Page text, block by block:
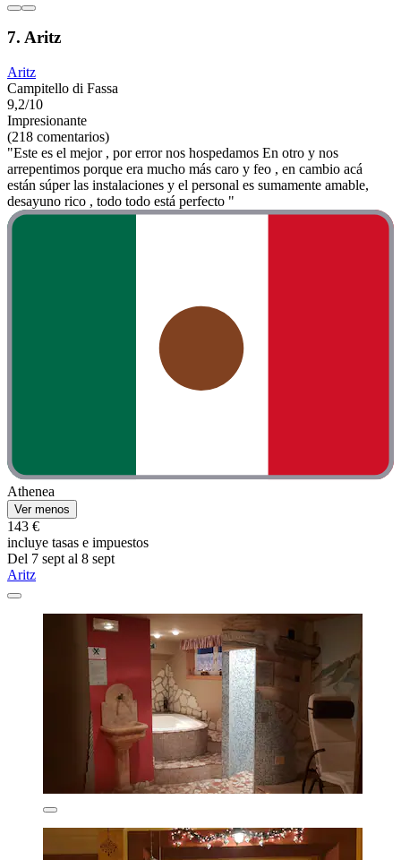
7. Aritz
Aritz
Campitello di Fassa
9,2/10
Impresionante
(218 comentarios)
"Este es el mejor , por error nos hospedamos En otro y nos
arrepentimos porque era mucho más caro y feo , en cambio acá
están súper las instalaciones y el personal es sumamente amable,
desayuno rico , todo todo está perfecto "
Athenea
Ver menos
143 €
incluye tasas e impuestos
Del 7 sept al 8 sept
Aritz